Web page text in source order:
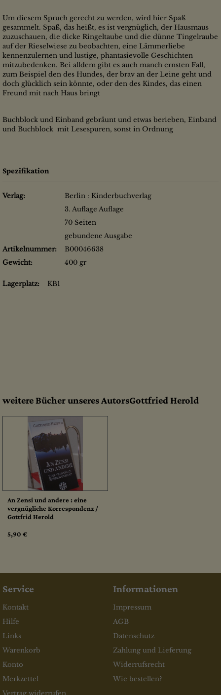
Um diesem Spruch gerecht zu werden, wird hier Spaß
gesammelt. Spaß, das heißt, es ist vergnüglich, der Hausmaus
zuzuschauen, die dicke Ringeltaube und die dünne Tingelraube
auf der Rieselwiese zu beobachten, eine Lämmerliebe
kennenzulernen und lustige, phantasievolle Geschichten
mitzubedenken. Bei alldem gibt es auch manch ernsten Fall,
zum Beispiel den des Hundes, der brav an der Leine geht und
doch glücklich sein könnte, oder den des Kindes, das einen
Freund mit nach Haus bringt
Buchblock und Einband gebräunt und etwas berieben, Einband
und Buchblock mit Lesespuren, sonst in Ordnung
Spezifikation
Verlag:
Berlin : Kinderbuchverlag
3. Auflage Auflage
70 Seiten
gebundene Ausgabe
Artikelnummer:
B00046638
Gewicht:
400 gr
Lagerplatz: KB1
weitere Bücher unseres AutorsGottfried Herold
An Zensi und andere : eine
vergnügliche Korrespondenz /
Gottfrid Herold
5,90 €
Service
Kontakt
Hilfe
Links
Warenkorb
Konto
Merkzettel
Informationen
Impressum
AGB
Datenschutz
Zahlung und Lieferung
Widerrufsrecht
Wie bestellen?